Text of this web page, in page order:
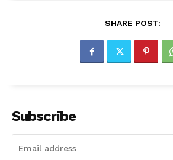
SHARE POST:
Subscribe